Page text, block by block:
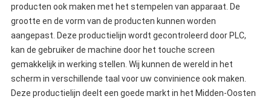
producten ook maken met het stempelen van apparaat. De
grootte en de vorm van de producten kunnen worden
aangepast. Deze productielijn wordt gecontroleerd door PLC,
kan de gebruiker de machine door het touche screen
gemakkelijk in werking stellen. Wij kunnen de wereld in het
scherm in verschillende taal voor uw convinience ook maken.
Deze productielijn deelt een goede markt in het Midden-Oosten